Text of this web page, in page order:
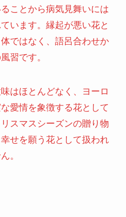
ことから病気見舞いには
います。縁起が悪い花と
ではなく、語呂合わせか
習です。
はほとんどなく、ヨーロ
愛情を象徴する花として
スマスシーズンの贈り物
せを願う花として扱われ
。